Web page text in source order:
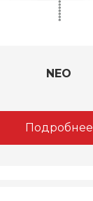
NEO
Подробнее